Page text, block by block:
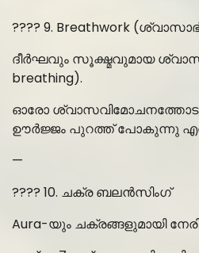
???? 9. Breathwork
ദീർഘവും സൂക്ഷ്മവുമായ
breathing).
ഓരോ ശ്വാസവിമോചനത്തോടും
ഊർജ്ജം പുറത്ത് പോകുന്നു
—
???? 10. ചക്ര ബലൻസിംഗ്
Aura-യും ചക്രങ്ങളുമായി